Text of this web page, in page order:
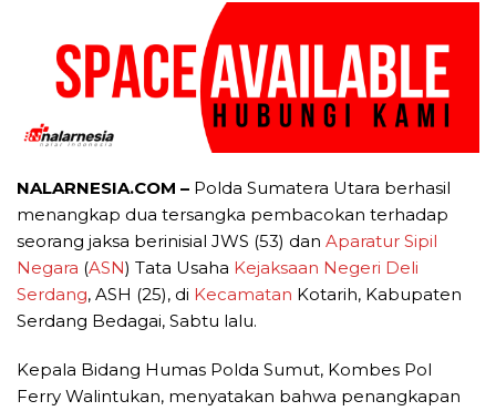
NALARNESIA.COM – Polda Sumatera Utara berhasil
menangkap dua tersangka pembacokan terhadap
seorang jaksa berinisial JWS (53) dan Aparatur Sipil
Negara (ASN) Tata Usaha Kejaksaan Negeri Deli
Serdang, ASH (25), di Kecamatan Kotarih, Kabupaten
Serdang Bedagai, Sabtu lalu.
Kepala Bidang Humas Polda Sumut, Kombes Pol
Ferry Walintukan, menyatakan bahwa penangkapan